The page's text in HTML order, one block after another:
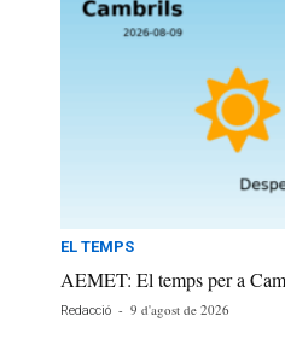
EL TEMPS
AEMET: El temps per a
Redacció - 9 d'agost de 2026